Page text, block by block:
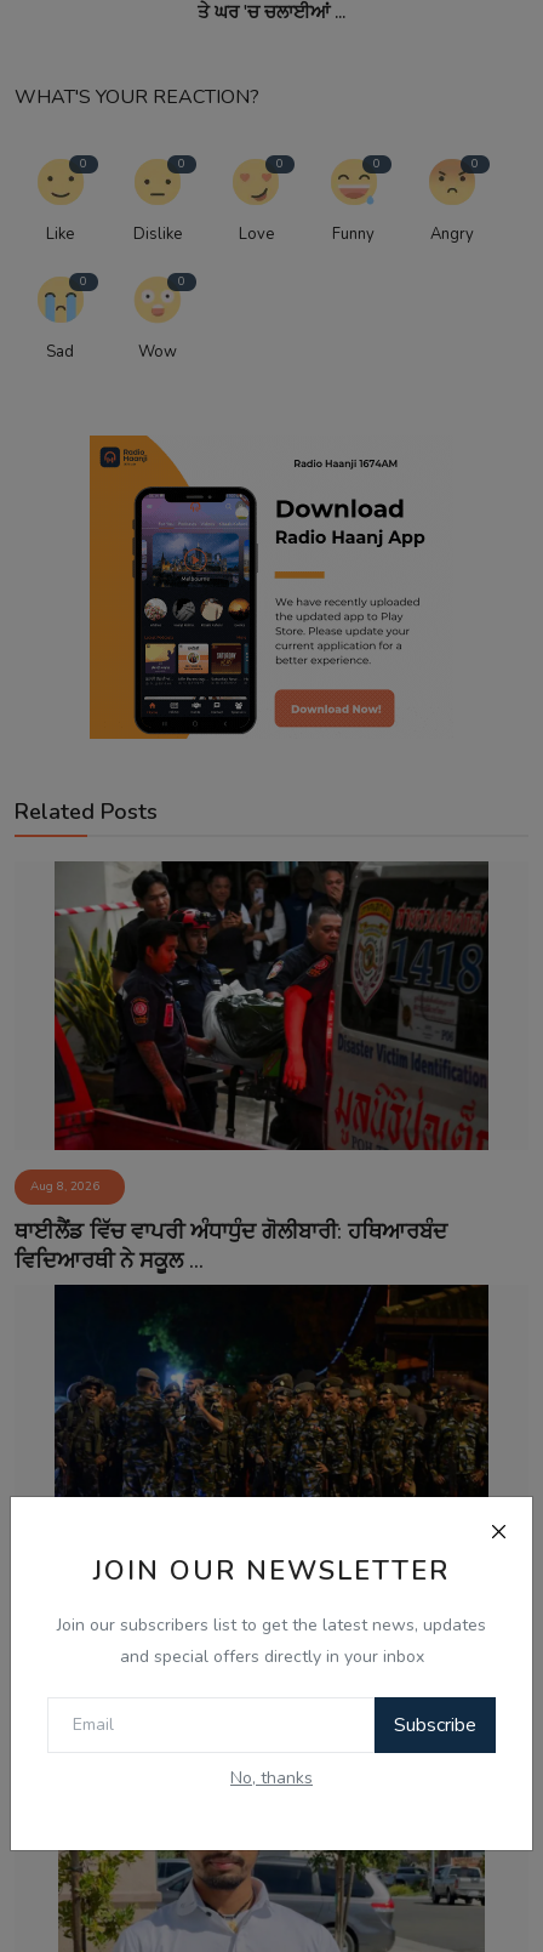
JOIN OUR NEWSLETTER
Join our subscribers list to get the latest news, updates
and special offers directly in your inbox
Subscribe
No, thanks
ਤੇ ਘਰ 'ਚ ਚਲਾਈਆਂ ...
WHAT'S YOUR REACTION?
0
Like
0
Dislike
0
Love
0
Funny
0
Angry
0
Sad
0
Wow
Related Posts
Aug 8, 2026
ਥਾਈਲੈਂਡ ਵਿੱਚ ਵਾਪਰੀ ਅੰਧਾਧੁੰਦ ਗੋਲੀਬਾਰੀ: ਹਥਿਆਰਬੰਦ
ਵਿਦਿਆਰਥੀ ਨੇ ਸਕੂਲ ...
ਸ੍ਰੀਲੰਕਾ ਦੀਆਂ ਦੋ ਜੇਲ੍ਹਾਂ ਵਿੱਚ ਭੜਕੀ ਹਿੰਸਾ, 3 ਕੈਦੀਆਂ ਦੀ ਮੌਤ